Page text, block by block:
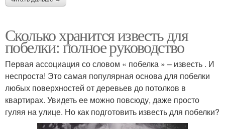
Сколько хранится известь для
побелки: полное руководство
Первая ассоциация со словом « побелка » – известь . И
неспроста! Это самая популярная основа для побелки
любых поверхностей от деревьев до потолков в
квартирах. Увидеть ее можно повсюду, даже просто
гуляя на улице. Но как подготовить известь для побелки?